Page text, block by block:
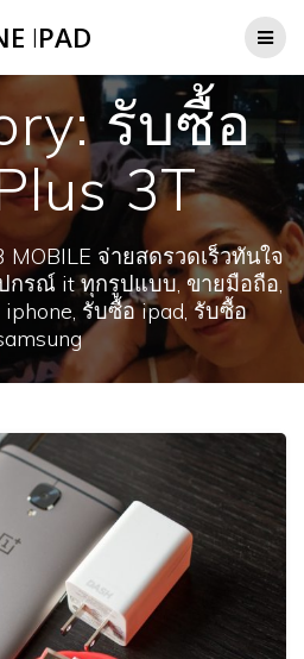
to
IPAD
รับซื้อ
3T
จ่ายสดรวดเร็วทันใจ
กรณ์ it ทุกรูปแบบ, ขายมือถือ,
รับซื้อ ipad, รับซื้อ